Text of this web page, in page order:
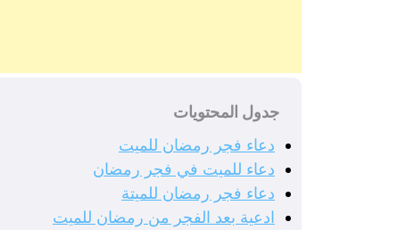
جدول المحتويات
دعاء فجر رمضان للميت
دعاء للميت في فجر رمضان
دعاء فجر رمضان للميتة
ادعية بعد الفجر من رمضان للميت